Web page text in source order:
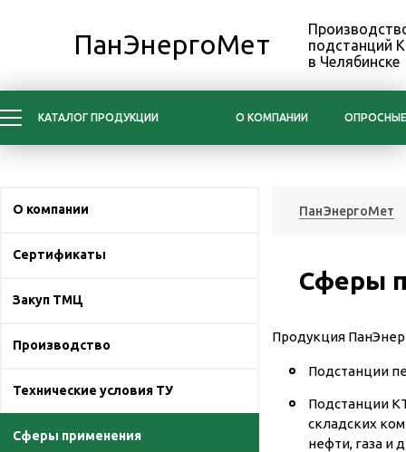
ПанЭнергоМет
подстанций
в Челябинске
КАТАЛОГ ПРОДУКЦИИ О КОМПАНИИ
О компании
Сертификаты
Закуп ТМЦ
Производство
Технические условия ТУ
Сферы применения
ПанЭнергоМет
Сферы
Продукция
Подстанции
Подстанции
складских
нефти, газа и